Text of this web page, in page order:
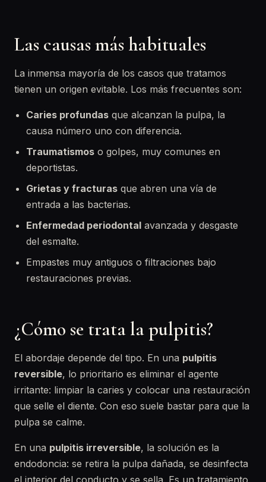
Las causas más habituales
La inmensa mayoría de los casos que tratamos
tienen un origen evitable. Los más frecuentes son:
Caries profundas que alcanzan la pulpa, la
causa número uno con diferencia.
Traumatismos o golpes, muy comunes en
deportistas.
Grietas y fracturas que abren una vía de
entrada a las bacterias.
Enfermedad periodontal avanzada y desgaste
del esmalte.
Empastes muy antiguos o filtraciones bajo
restauraciones previas.
¿Cómo se trata la pulpitis?
El abordaje depende del tipo. En una pulpitis
reversible, lo prioritario es eliminar el agente
irritante: limpiar la caries y colocar una restauración
que selle el diente. Con eso suele bastar para que la
pulpa se calme.
En una pulpitis irreversible, la solución es la
endodoncia: se retira la pulpa dañada, se desinfecta
el interior del conducto y se sella. Es un tratamiento